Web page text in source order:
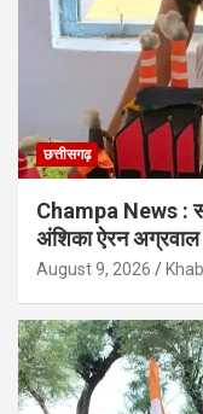
छत्तीसगढ़
Champa News :
अंशिका ऐरन अग्रवाल
August 9, 2026